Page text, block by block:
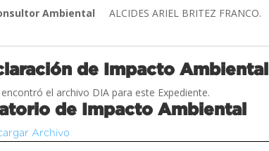
Ambiental ALCIDES ARIEL BRITEZ FRANCO.
de Impacto Ambiental
el archivo DIA para este Expediente.
de Impacto Ambiental
Archivo